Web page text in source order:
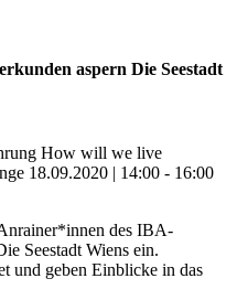
aspern Die Seestadt
How will we live
18.09.2020 | 14:00 - 16:00
des IBA-
Seestadt Wiens ein.
und geben Einblicke in das